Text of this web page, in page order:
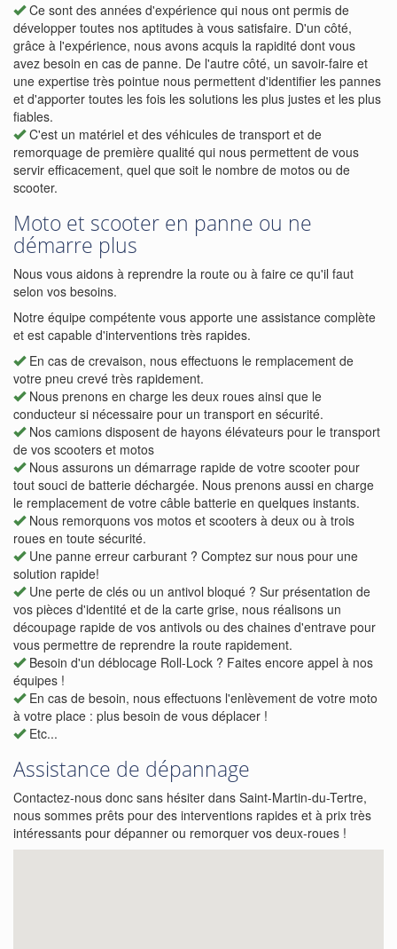
Ce sont des années d'expérience qui nous ont permis de
développer toutes nos aptitudes à vous satisfaire. D'un côté,
grâce à l'expérience, nous avons acquis la rapidité dont vous
avez besoin en cas de panne. De l'autre côté, un savoir-faire et
une expertise très pointue nous permettent d'identifier les pannes
et d'apporter toutes les fois les solutions les plus justes et les plus
fiables.
C'est un matériel et des véhicules de transport et de
remorquage de première qualité qui nous permettent de vous
servir efficacement, quel que soit le nombre de motos ou de
scooter.
Moto et scooter en panne ou ne
démarre plus
Nous vous aidons à reprendre la route ou à faire ce qu'il faut
selon vos besoins.
Notre équipe compétente vous apporte une assistance complète
et est capable d'interventions très rapides.
En cas de crevaison, nous effectuons le remplacement de
votre pneu crevé très rapidement.
Nous prenons en charge les deux roues ainsi que le
conducteur si nécessaire pour un transport en sécurité.
Nos camions disposent de hayons élévateurs pour le transport
de vos scooters et motos
Nous assurons un démarrage rapide de votre scooter pour
tout souci de batterie déchargée. Nous prenons aussi en charge
le remplacement de votre câble batterie en quelques instants.
Nous remorquons vos motos et scooters à deux ou à trois
roues en toute sécurité.
Une panne erreur carburant ? Comptez sur nous pour une
solution rapide!
Une perte de clés ou un antivol bloqué ? Sur présentation de
vos pièces d'identité et de la carte grise, nous réalisons un
découpage rapide de vos antivols ou des chaines d'entrave pour
vous permettre de reprendre la route rapidement.
Besoin d'un déblocage Roll-Lock ? Faites encore appel à nos
équipes !
En cas de besoin, nous effectuons l'enlèvement de votre moto
à votre place : plus besoin de vous déplacer !
Etc...
Assistance de dépannage
Contactez-nous donc sans hésiter dans Saint-Martin-du-Tertre,
nous sommes prêts pour des interventions rapides et à prix très
intéressants pour dépanner ou remorquer vos deux-roues !